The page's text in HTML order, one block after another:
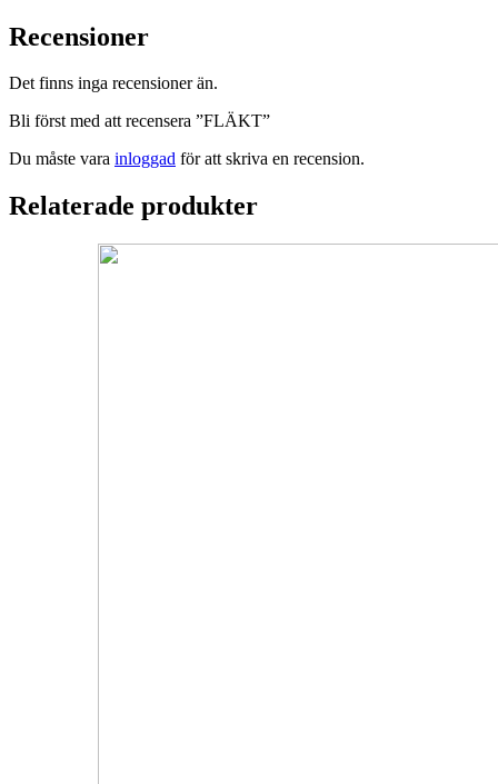
Recensioner
Det finns inga recensioner än.
Bli först med att recensera ”FLÄKT”
Du måste vara inloggad för att skriva en recension.
Relaterade produkter